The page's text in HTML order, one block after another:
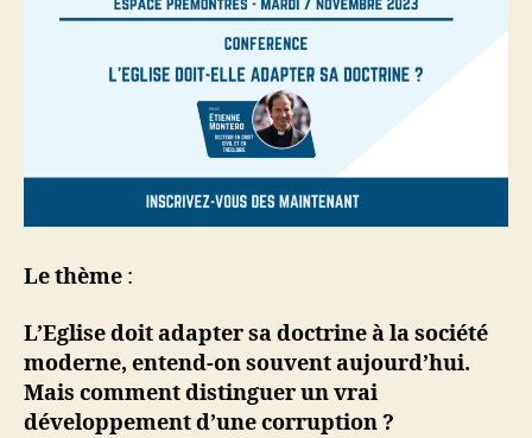
Le thème :
L’Eglise doit adapter sa doctrine à la société
moderne, entend-on souvent aujourd’hui.
Mais comment distinguer un vrai
développement d’une corruption ?